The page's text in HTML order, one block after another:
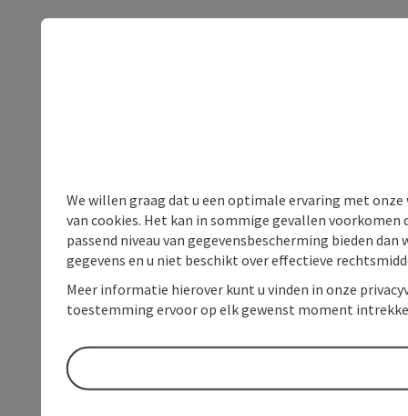
We willen graag dat u een optimale ervaring met
van cookies. Het kan in sommige gevallen voorkomen
passend niveau van gegevensbescherming bieden
gegevens en u niet beschikt over effectieve
Meer informatie hierover kunt u vinden in onze
toestemming ervoor op elk gewenst moment